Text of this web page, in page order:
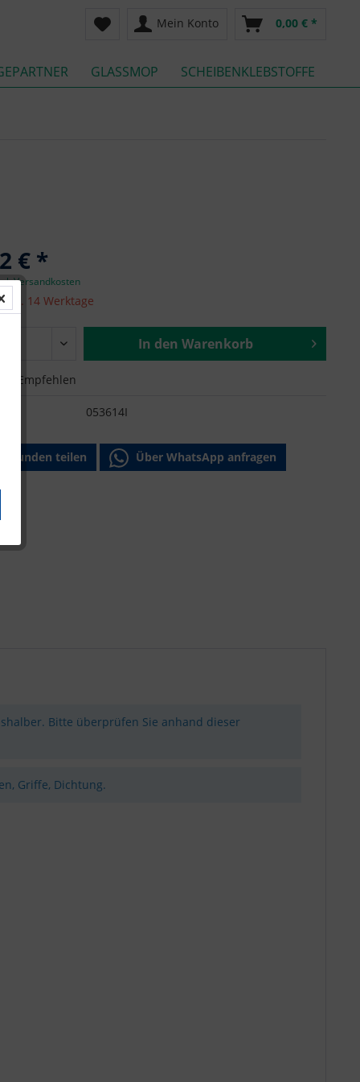
Mein Konto 0,00 € *
GLASSMOP SCHEIBENKLEBSTOFFE
€ *
Versandkosten
ca. 14 Werktage
In den Warenkorb
Empfehlen
053614I
teilen Über WhatsApp anfragen
Bitte überprüfen Sie anhand dieser
Griffe, Dichtung.